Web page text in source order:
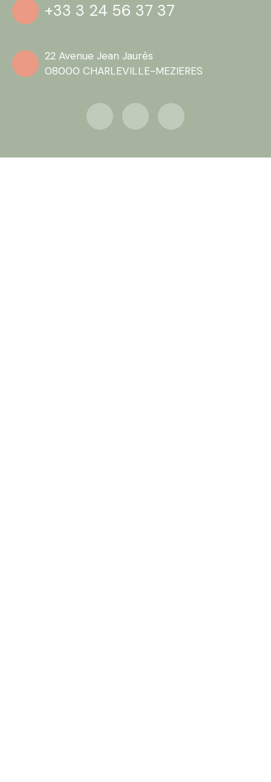
+33 3 24 56 37 37
22 Avenue Jean Jaurès
08000 CHARLEVILLE-MEZIERES